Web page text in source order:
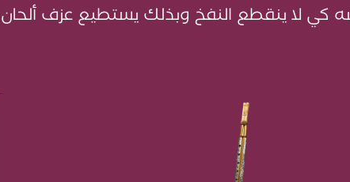
كي لا ينقطع النفخ وبذلك يستطيع عزف ألحان